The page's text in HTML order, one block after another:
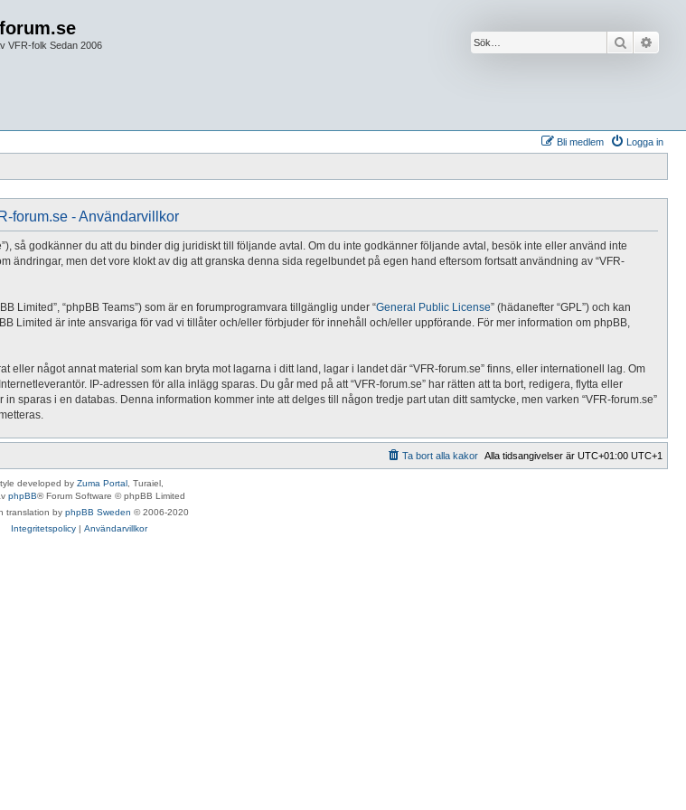
VFR-folk Sedan 2006 Sök
Logga in
Bli medlem
forum.se - Användarvillkor
så godkänner du att du binder dig juridiskt till följande avtal. Om du inte godkänner följande avtal, besök inte eller använd inte
ändringar, men det vore klokt av dig att granska denna sida regelbundet på egen hand eftersom fortsatt användning av “VFR-
Limited”, “phpBB Teams”) som är en forumprogramvara tillgänglig under “General Public License” (hädanefter “GPL”) och kan
Limited är inte ansvariga för vad vi tillåter och/eller förbjuder för innehåll och/eller uppförande. För mer information om phpBB,
något annat material som kan bryta mot lagarna i ditt land, lagar i landet där “VFR-forum.se” finns, eller internationell lag. Om
IP-adressen för alla inlägg sparas. Du går med på att “VFR-forum.se” har rätten att ta bort, redigera, flytta eller
sparas i en databas. Denna information kommer inte att delges till någon tredje part utan ditt samtycke, men varken “VFR-forum.se”
Alla tidsangivelser är UTC+01:00 UTC+1
Ta bort alla kakor
developed by Zuma Portal , Turaiel,
phpBB® Forum Software © phpBB Limited
translation by phpBB Sweden © 2006-2020
Integritetspolicy| Användarvillkor